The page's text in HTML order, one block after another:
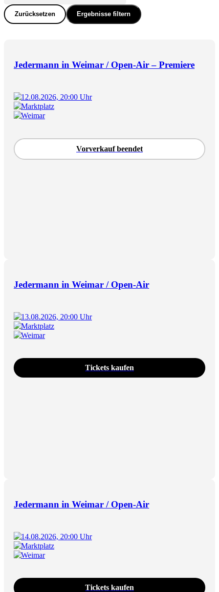
Zurücksetzen Ergebnisse filtern
Jedermann in Weimar / Open-Air – Premiere
12.08.2026, 20:00 Uhr
Marktplatz
Weimar
Vorverkauf beendet
Jedermann in Weimar / Open-Air
13.08.2026, 20:00 Uhr
Marktplatz
Weimar
Tickets kaufen
Jedermann in Weimar / Open-Air
14.08.2026, 20:00 Uhr
Marktplatz
Weimar
Tickets kaufen